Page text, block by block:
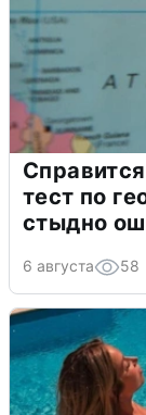
тест по
стыдно
6 августа 58